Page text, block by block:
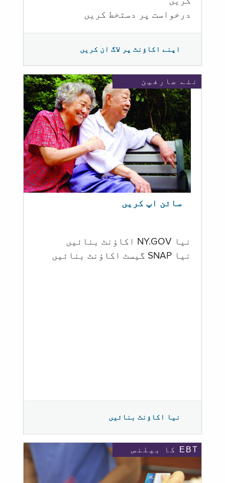
درخواست پر دستخط کریں
اپنے اکاؤنٹ پر لاگ ان کریں
نئے صارفین
سائن اپ کریں
نیا NY.GOV اکاؤنٹ بنائیں
نیا SNAP گیسٹ اکاؤنٹ بنائیں
نیا اکاؤنٹ بنائیں
EBT کا بیلنس